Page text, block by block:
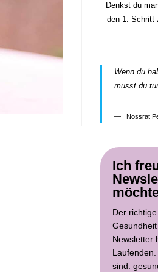
Denkst du
den 1. Schritt
Wenn du
musst du
Nossrat
Ich
Der
Newsletter
sind: